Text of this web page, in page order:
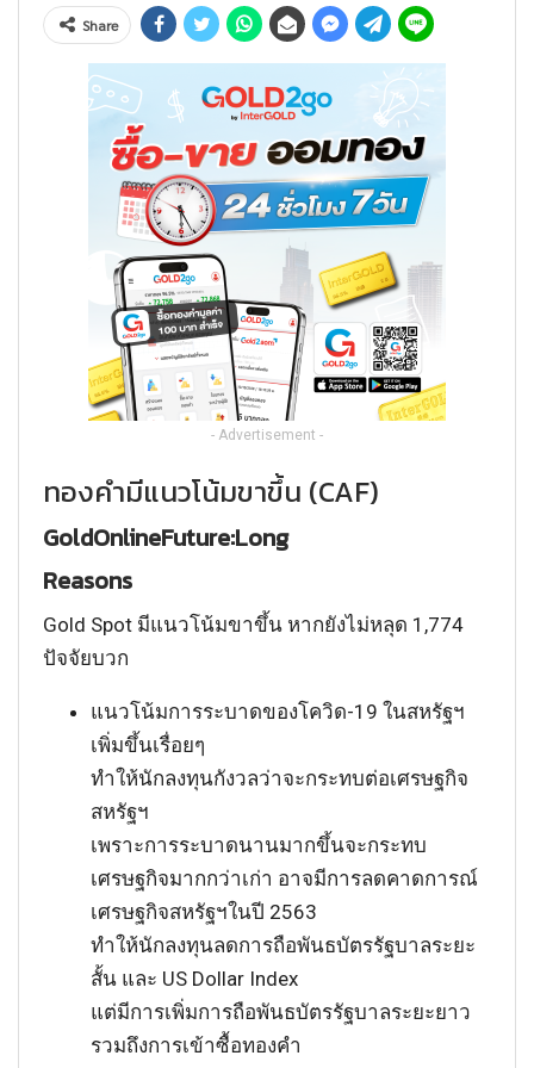
Share
- Advertisement -
ทองคำมีแนวโน้มขาขึ้น (CAF)
GoldOnlineFuture:Long
Reasons
Gold Spot มีแนวโน้มขาขึ้น หากยังไม่หลุด 1,774
ปัจจัยบวก
แนวโน้มการระบาดของโควิด-19 ในสหรัฐฯ
เพิ่มขึ้นเรื่อยๆ
ทำให้นักลงทุนกังวลว่าจะกระทบต่อเศรษฐกิจ
สหรัฐฯ
เพราะการระบาดนานมากขึ้นจะกระทบ
เศรษฐกิจมากกว่าเก่า อาจมีการลดคาดการณ์
เศรษฐกิจสหรัฐฯในปี 2563
ทำให้นักลงทุนลดการถือพันธบัตรรัฐบาลระยะ
สั้น และ US Dollar Index
แต่มีการเพิ่มการถือพันธบัตรรัฐบาลระยะยาว
รวมถึงการเข้าซื้อทองคำ